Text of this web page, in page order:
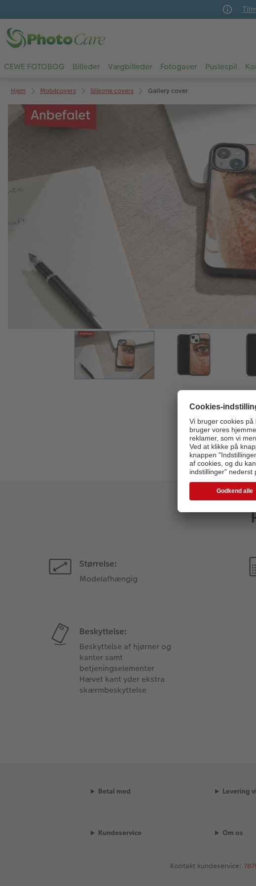
CEWE FOTOBOG Billeder Vægbilleder Fotogaver Puslespil
Hjem Mobilcovers Silikone covers Gallery cover
Størrelse:
Modelafhængig
Beskyttelse:
Beskyttelse af hjørner og
kanter samt
betjeningselementer
Hævet kant yder ekstra
skærmbeskyttelse
Betal med Levering
Kundeservice Om os
Kontakt kundeservice: